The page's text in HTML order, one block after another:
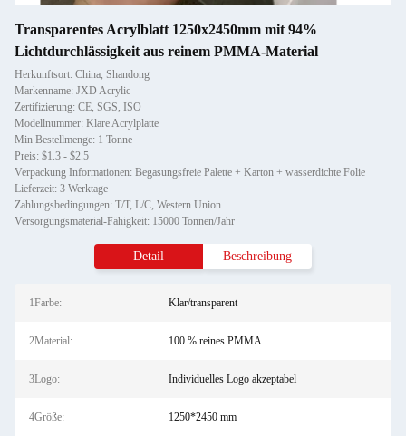
Transparentes Acrylblatt 1250x2450mm mit 94%
Lichtdurchlässigkeit aus reinem PMMA-Material
Herkunftsort: China, Shandong
Markenname: JXD Acrylic
Zertifizierung: CE, SGS, ISO
Modellnummer: Klare Acrylplatte
Min Bestellmenge: 1 Tonne
Preis: $1.3 - $2.5
Verpackung Informationen: Begasungsfreie Palette + Karton + wasserdichte Folie
Lieferzeit: 3 Werktage
Zahlungsbedingungen: T/T, L/C, Western Union
Versorgungsmaterial-Fähigkeit: 15000 Tonnen/Jahr
Detail Beschreibung
1Farbe: Klar/transparent
2Material: 100 % reines PMMA
3Logo: Individuelles Logo akzeptabel
4Größe: 1250*2450 mm